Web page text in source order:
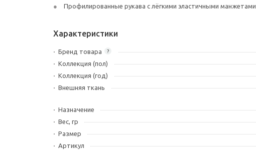
Профилированные рукава с лёгкими эластичными манжетами
Характеристики
?
Бренд товара
Коллекция (пол)
Коллекция (год)
Внешняя ткань
Назначение
Вес, гр
Размер
Артикул